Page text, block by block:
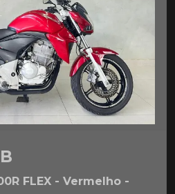
FLEX - Vermelho -